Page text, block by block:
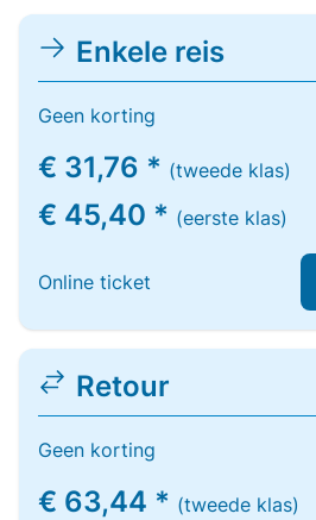
Enkele reis
Geen korting
€ 31,76 * (tweede klas)
€ 45,40 * (eerste klas)
Online ticket
Retour
Geen korting
€ 63,44 * (tweede klas)